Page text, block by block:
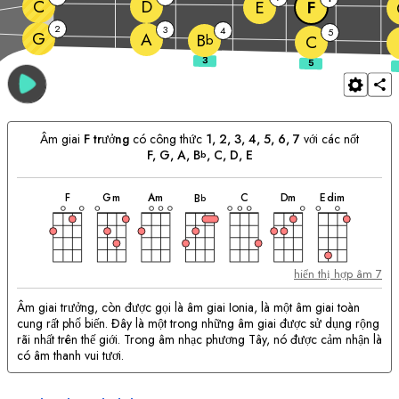
G 2 A 3 Bb 4 C 5
C D E F
Âm giai F trưởng có công thức 1, 2, 3, 4, 5, 6, 7 với các nốt
F, G, A, Bb, C, D, E
F
hợp
âm Gm
hợp
Am
hợp
Bb
hợp
âm C
hợp
Dm
hợp
Edim
hợp
hiển thị hợp âm 7
Âm giai trưởng, còn được gọi là âm giai Ionia, là một âm giai toàn
cung rất phổ biến. Đây là một trong những âm giai được sử dụng rộng
rãi nhất trên thế giới. Trong âm nhạc phương Tây, nó được cảm nhận là
có âm thanh vui tươi.